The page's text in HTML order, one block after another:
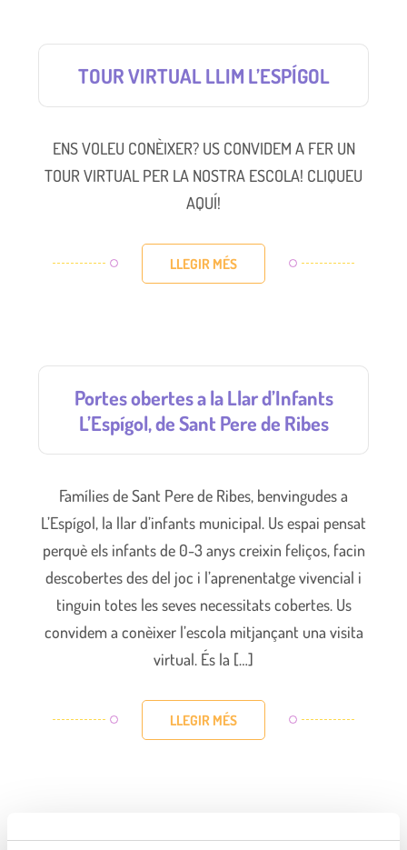
TOUR VIRTUAL LLIM L’ESPÍGOL
ENS VOLEU CONÈIXER? US CONVIDEM A FER UN
TOUR VIRTUAL PER LA NOSTRA ESCOLA! CLIQUEU
AQUÍ!
LLEGIR MÉS
Portes obertes a la Llar d’Infants
L’Espígol, de Sant Pere de Ribes
Famílies de Sant Pere de Ribes, benvingudes a
L’Espígol, la llar d’infants municipal. Us espai pensat
perquè els infants de 0-3 anys creixin feliços, facin
descobertes des del joc i l’aprenentatge vivencial i
tinguin totes les seves necessitats cobertes. Us
convidem a conèixer l’escola mitjançant una visita
virtual. És la […]
LLEGIR MÉS